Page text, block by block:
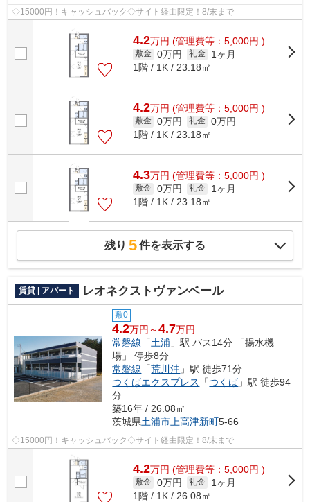
◇15000円！キャッシュバック◇サイト経由限定！8/末まで
4.2万円 (管理費等：5,000円 )
敷金 0万円 礼金
1ヶ月
1階 / 1K / 23.18㎡
4.2万円 (管理費等：5,000円 )
敷金 0万円 礼金 0万円
1階 / 1K / 23.18㎡
4.3万円 (管理費等：5,000円 )
敷金 0万円 礼金
1ヶ月
1階 / 1K / 23.18㎡
残り 5件を表示する
賃貸 | アパート レオネクストヴァンベール
敷0
4.2万円～4.7万円
常磐線 「土浦 」駅 バス14分 「揚水機
場」 停歩8分
常磐線 「荒川沖 」駅 徒歩71分
つくばエクスプレス
「つくば」駅 徒歩94
分
築16年 / 26.08㎡
茨城県土浦市上高津新町5-66
◇15000円！キャッシュバック◇サイト経由限定！8/末まで
4.2万円 (管理費等：5,000円 )
敷金 0万円 礼金
1ヶ月
1階 / 1K / 26.08㎡